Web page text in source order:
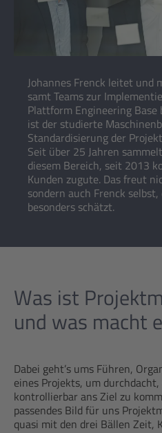
Johannes Frenck leitet und
samt Teams zur
Plattform Engineering Base
ist der studierte
Standardisierung der
Seit über 25 Jahren
diesem Bereich, seit 2013
Kunden zugute. Das freut
sondern auch Frenck
besonders schätzt.
Was ist
und was macht
Dabei geht’s ums Führen,
eines Projekts, um
kontrollierbar ans Ziel zu
passendes Bild für uns
quasi mit den drei Bällen Zeit,